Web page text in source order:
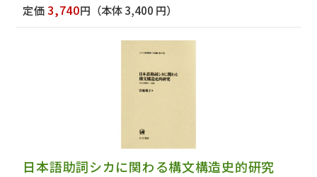
定価3,740円 （本体 3,400 円）
日本語助詞シカに関わる構文構造史的研究